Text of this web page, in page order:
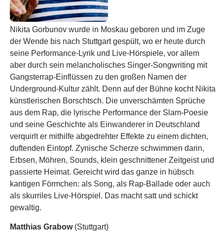
Nikita Gorbunov wurde in Moskau geboren und im Zuge
der Wende bis nach Stuttgart gespült, wo er heute durch
seine Performance-Lyrik und Live-Hörspiele, vor allem
aber durch sein melancholisches Singer-Songwriting mit
Gangsterrap-Einflüssen zu den großen Namen der
Underground-Kultur zählt. Denn auf der Bühne kocht Nikita
künstlerischen Borschtsch. Die unverschämten Sprüche
aus dem Rap, die lyrische Performance der Slam-Poesie
und seine Geschichte als Einwanderer in Deutschland
verquirlt er mithilfe abgedrehter Effekte zu einem dichten,
duftenden Eintopf. Zynische Scherze schwimmen darin,
Erbsen, Möhren, Sounds, klein geschnittener Zeitgeist und
passierte Heimat. Gereicht wird das ganze in hübsch
kantigen Förmchen: als Song, als Rap-Ballade oder auch
als skurriles Live-Hörspiel. Das macht satt und schickt
gewaltig.
Matthias Grabow(Stuttgart)